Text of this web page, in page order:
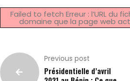
A
Editorial
Failed to fetch Erreur : l’URL du
domaine que la page web
Previous post
Présidentielle d’avril